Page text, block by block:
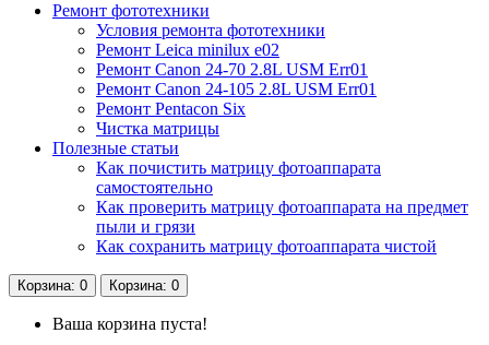
Ремонт фототехники
Условия ремонта фототехники
Ремонт Leica minilux e02
Ремонт Canon 24-70 2.8L USM Err01
Ремонт Canon 24-105 2.8L USM Err01
Ремонт Pentacon Six
Чистка матрицы
Полезные статьи
Как почистить матрицу фотоаппарата
самостоятельно
Как проверить матрицу фотоаппарата на предмет
пыли и грязи
Как сохранить матрицу фотоаппарата чистой
Корзина: 0 Корзина: 0
Ваша корзина пуста!